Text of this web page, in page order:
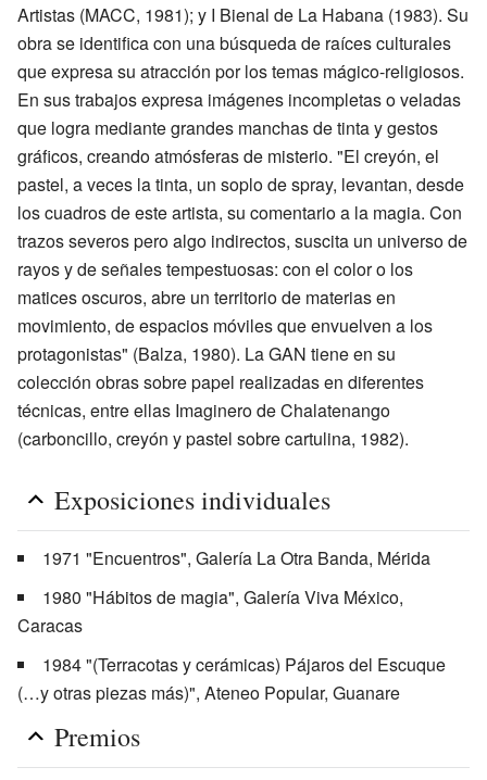
Artistas (MACC, 1981); y I Bienal de La Habana (1983). Su
obra se identifica con una búsqueda de raíces culturales
que expresa su atracción por los temas mágico-religiosos.
En sus trabajos expresa imágenes incompletas o veladas
que logra mediante grandes manchas de tinta y gestos
gráficos, creando atmósferas de misterio. "El creyón, el
pastel, a veces la tinta, un soplo de spray, levantan, desde
los cuadros de este artista, su comentario a la magia. Con
trazos severos pero algo indirectos, suscita un universo de
rayos y de señales tempestuosas: con el color o los
matices oscuros, abre un territorio de materias en
movimiento, de espacios móviles que envuelven a los
protagonistas" (Balza, 1980). La GAN tiene en su
colección obras sobre papel realizadas en diferentes
técnicas, entre ellas Imaginero de Chalatenango
(carboncillo, creyón y pastel sobre cartulina, 1982).
Exposiciones individuales
1971 "Encuentros", Galería La Otra Banda, Mérida
1980 "Hábitos de magia", Galería Viva México,
Caracas
1984 "(Terracotas y cerámicas) Pájaros del Escuque
(…y otras piezas más)", Ateneo Popular, Guanare
Premios